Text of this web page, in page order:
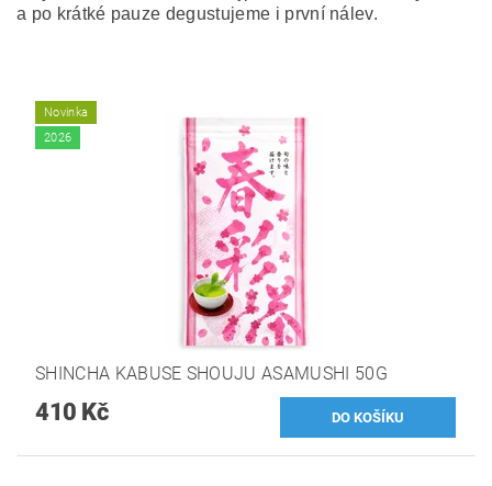
a po krátké pauze degustujeme i první nálev.
Novinka
2026
SHINCHA KABUSE SHOUJU ASAMUSHI 50G
410 Kč